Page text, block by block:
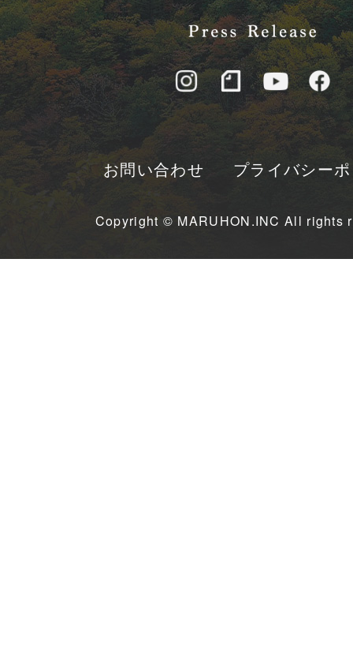
お問い合わせ プライバシー
Copyright © MARUHON.INC All rights